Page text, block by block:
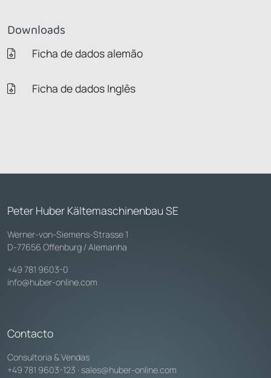
Downloads
Ficha de dados alemão
Ficha de dados Inglês
Peter Huber Kältemaschinenbau SE
Werner-von-Siemens-Strasse 1
D-77656 Offenburg / Alemanha
+49 781 9603-0
info@huber-online.com
Contacto
Consultoria & Vendas
+49 781 9603-123 · sales@huber-online.com